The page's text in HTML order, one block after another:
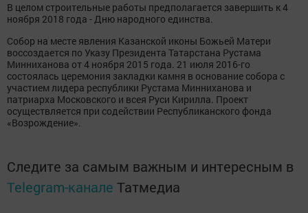
В целом строительные работы предполагается завершить к 4
ноября 2018 года - Дню народного единства.
Собор на месте явления Казанской иконы Божьей Матери
воссоздается по Указу Президента Татарстана Рустама
Минниханова от 4 ноября 2015 года. 21 июля 2016-го
состоялась церемония закладки камня в основание собора с
участием лидера республики Рустама Минниханова и
патриарха Московского и всея Руси Кирилла. Проект
осуществляется при содействии Республиканского фонда
«Возрождение».
Следите за самым важным и интересным в
Telegram-канале Татмедиа